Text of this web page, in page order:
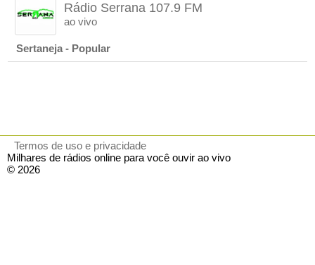
Rádio Serrana 107.9 FM
ao vivo
Sertaneja - Popular
Termos de uso e privacidade
Milhares de rádios online para você ouvir ao vivo
© 2026